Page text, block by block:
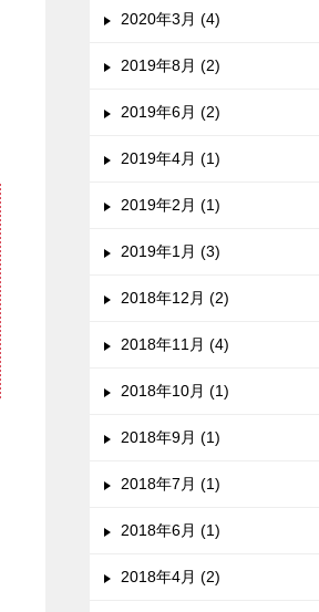
2020年3月 (4)
2019年8月 (2)
2019年6月 (2)
2019年4月 (1)
2019年2月 (1)
2019年1月 (3)
2018年12月 (2)
2018年11月 (4)
2018年10月 (1)
2018年9月 (1)
2018年7月 (1)
2018年6月 (1)
2018年4月 (2)